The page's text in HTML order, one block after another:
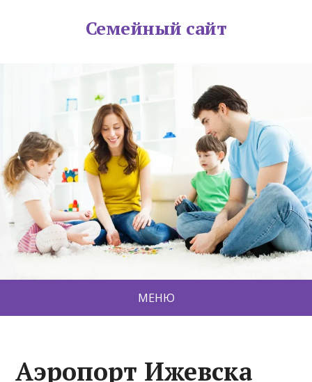
Семейный сайт
МЕНЮ
Аэропорт Ижевска